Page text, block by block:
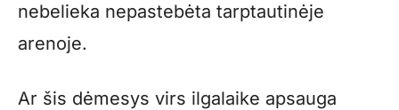
nebelieka nepastebėta tarptautinėje
arenoje.
Ar šis dėmesys virs ilgalaike apsauga